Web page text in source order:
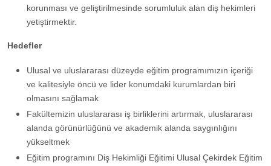
korunması ve geliştirilmesinde sorumluluk alan diş hekimleri
yetiştirmektir.
Hedef​ler​
Ulusal ve uluslararası düzeyde eğitim programımızın içeriği
ve kalitesiyle öncü ve lider konumdaki kurumlardan biri
olmasını sağlamak
Fakültemizin uluslararası iş birliklerini artırmak, uluslararası
alanda görünürlüğünü ve akademik alanda saygınlığını
yükseltmek
Eğitim programını Diş Hekimliği Eğitimi Ulusal Çekirdek Eğitim